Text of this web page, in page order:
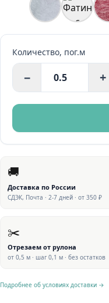
Количество, пог.м
− +
🚚
Доставка по России
СДЭК, Почта · 2-7 дней · от 350 ₽
✂️
Отрезаем от рулона
от 0,5 м · шаг 0,1 м · без остатков
Подробнее об условиях доставки →